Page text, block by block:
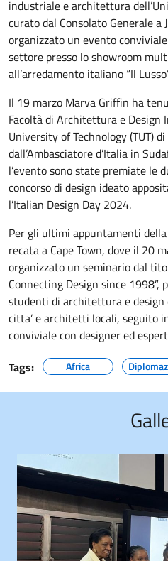
industriale e architettura
curato dal Consolato Generale a
organizzato un evento
settore presso lo showroom
all’arredamento italiano “Il
Il 19 marzo Marva Griffin ha
Facoltà di Architettura e Design
University of Technology (TUT)
dall’Ambasciatore d’Italia in
l’evento sono state premiate le
concorso di design ideato
l’Italian Design Day 2024.
Per gli ultimi appuntamenti
recata a Cape Town, dove il 20
organizzato un seminario dal
Connecting Design since 1998”,
studenti di architettura e
citta’ e architetti locali, seguito
conviviale con designer ed
Tags:
Africa